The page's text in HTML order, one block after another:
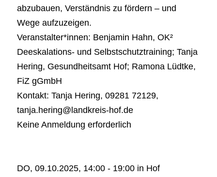
abzubauen, Verständnis zu fördern – und
Wege aufzuzeigen.
Veranstalter*innen: Benjamin Hahn, OK²
Deeskalations- und Selbstschutztraining; Tanja
Hering, Gesundheitsamt Hof; Ramona Lüdtke,
FiZ gGmbH
Kontakt: Tanja Hering, 09281 72129,
tanja.hering@landkreis-hof.de
Keine Anmeldung erforderlich
DO, 09.10.2025, 14:00 - 19:00 in Hof